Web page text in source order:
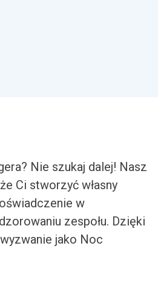
Nie szukaj dalej! Nasz
Ci stworzyć własny
w
zespołu. Dzięki
jako Noc